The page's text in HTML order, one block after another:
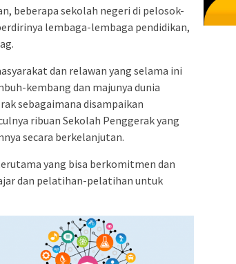
beberapa sekolah negeri di pelosok-
lembaga-lembaga pendidikan,
dan relawan yang selama ini
kembang dan majunya dunia
sebagaimana disampaikan
ribuan Sekolah Penggerak yang
secara berkelanjutan.
yang bisa berkomitmen dan
dan pelatihan-pelatihan untuk